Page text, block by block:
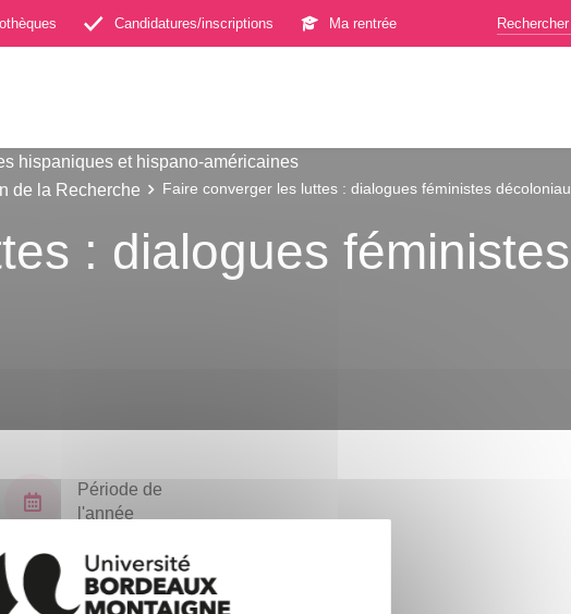
Candidatures/inscriptions Ma rentrée
hispaniques et hispano-américaines
de la Recherche Faire converger les luttes : dialogues féministes décoloniau
: dialogues féministes
Période de
l'année